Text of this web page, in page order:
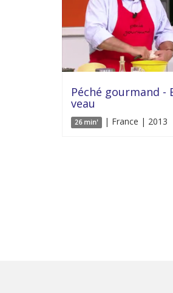
Péché gourmand -
veau
26 min' | France | 2013